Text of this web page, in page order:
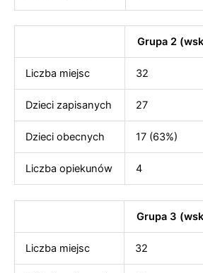
Grupa 2
Liczba miejsc 32
Dzieci zapisanych 27
Dzieci obecnych 17 (63%)
Liczba opiekunów 4
Grupa 3
Liczba miejsc 32